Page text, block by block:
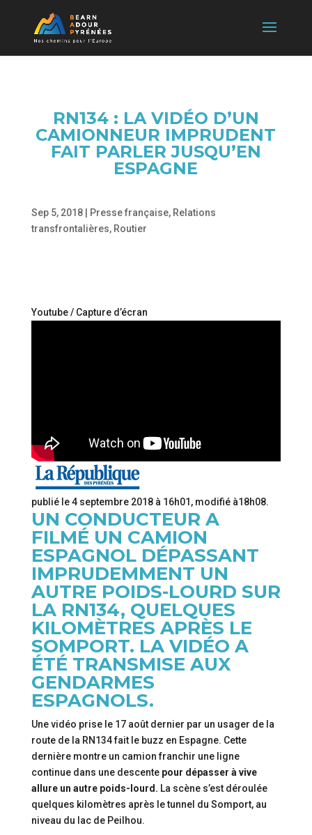
RN134 : LA VIDÉO D’UN
CAMIONNEUR IMPRUDENT
FAIT PARLER JUSQU’EN
ESPAGNE
Sep 5, 2018| Presse française, Relations
transfrontalières, Routier
Youtube / Capture d’écran
publié le4 septembre 2018 à 16h01 , modifié à18h08.
UN CONDUCTEUR A
FILMÉ UN CAMION
ESPAGNOL DÉPASSANT
IMPRUDEMMENT UN
AUTRE POIDS-LOURD SUR
LA RN134, QUELQUES
KILOMÈTRES APRÈS LE
SOMPORT. LA VIDÉO A
ÉTÉ TRANSMISE AUX
GENDARMES
ESPAGNOLS.
Une vidéo prise le 17 août dernier par un usager de la
route de la RN134 fait le buzz en Espagne. Cette
dernière montre un camion franchir une ligne
continue dans une descente pour dépasser à vive
allure un autre poids-lourd. La scène s’est déroulée
quelques kilomètres après le tunnel du Somport, au
niveau du lac de Peilhou.